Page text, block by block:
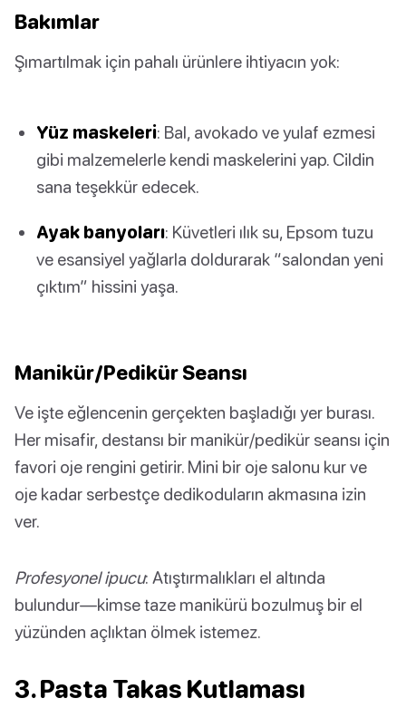
Bakımlar
Şımartılmak için pahalı ürünlere ihtiyacın yok:
Yüz maskeleri: Bal, avokado ve yulaf ezmesi
gibi malzemelerle kendi maskelerini yap. Cildin
sana teşekkür edecek.
Ayak banyoları: Küvetleri ılık su, Epsom tuzu
ve esansiyel yağlarla doldurarak “salondan yeni
çıktım” hissini yaşa.
Manikür/Pedikür Seansı
Ve işte eğlencenin gerçekten başladığı yer burası.
Her misafir, destansı bir manikür/pedikür seansı için
favori oje rengini getirir. Mini bir oje salonu kur ve
oje kadar serbestçe dedikoduların akmasına izin
ver.
Profesyonel ipucu: Atıştırmalıkları el altında
bulundur—kimse taze manikürü bozulmuş bir el
yüzünden açlıktan ölmek istemez.
3. Pasta Takas Kutlaması